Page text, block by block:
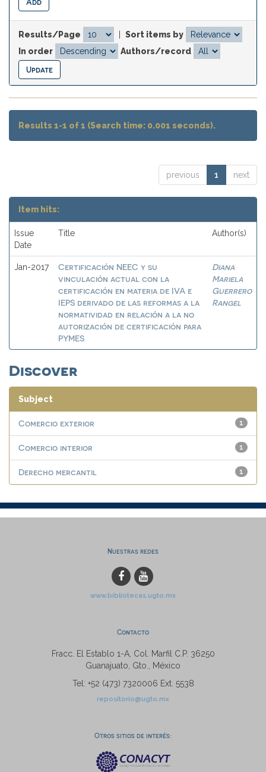
Results/Page
Sort items by
In order
Authors/record
Results 1-1 of 1 (Search time: 0.001 seconds).
previous 1 next
Item hits:
Issue
Date
Title Author(s)
Jan-2017
Certificación NEEC y su
vinculación actual con la
certificación en materia de IVA e
IEPS derivado de las reformas a la
normatividad en relación a la no
autorización de certificación para
PYMES
Diana
Mariela
Guerrero
Rangel
Discover
Subject
1
Comercio exterior
1
Comercio interior
1
Derecho mercantil
Nuestras redes
www.bibliotecas.ugto.mx
Contacto
Fracc. El Establo 1-A, Col. Marfil C.P. 36250
Guanajuato, Gto., México
Tel: +52 (473) 7320006 Ext. 5538
repositorio@ugto.mx
Otros sitios de interés: